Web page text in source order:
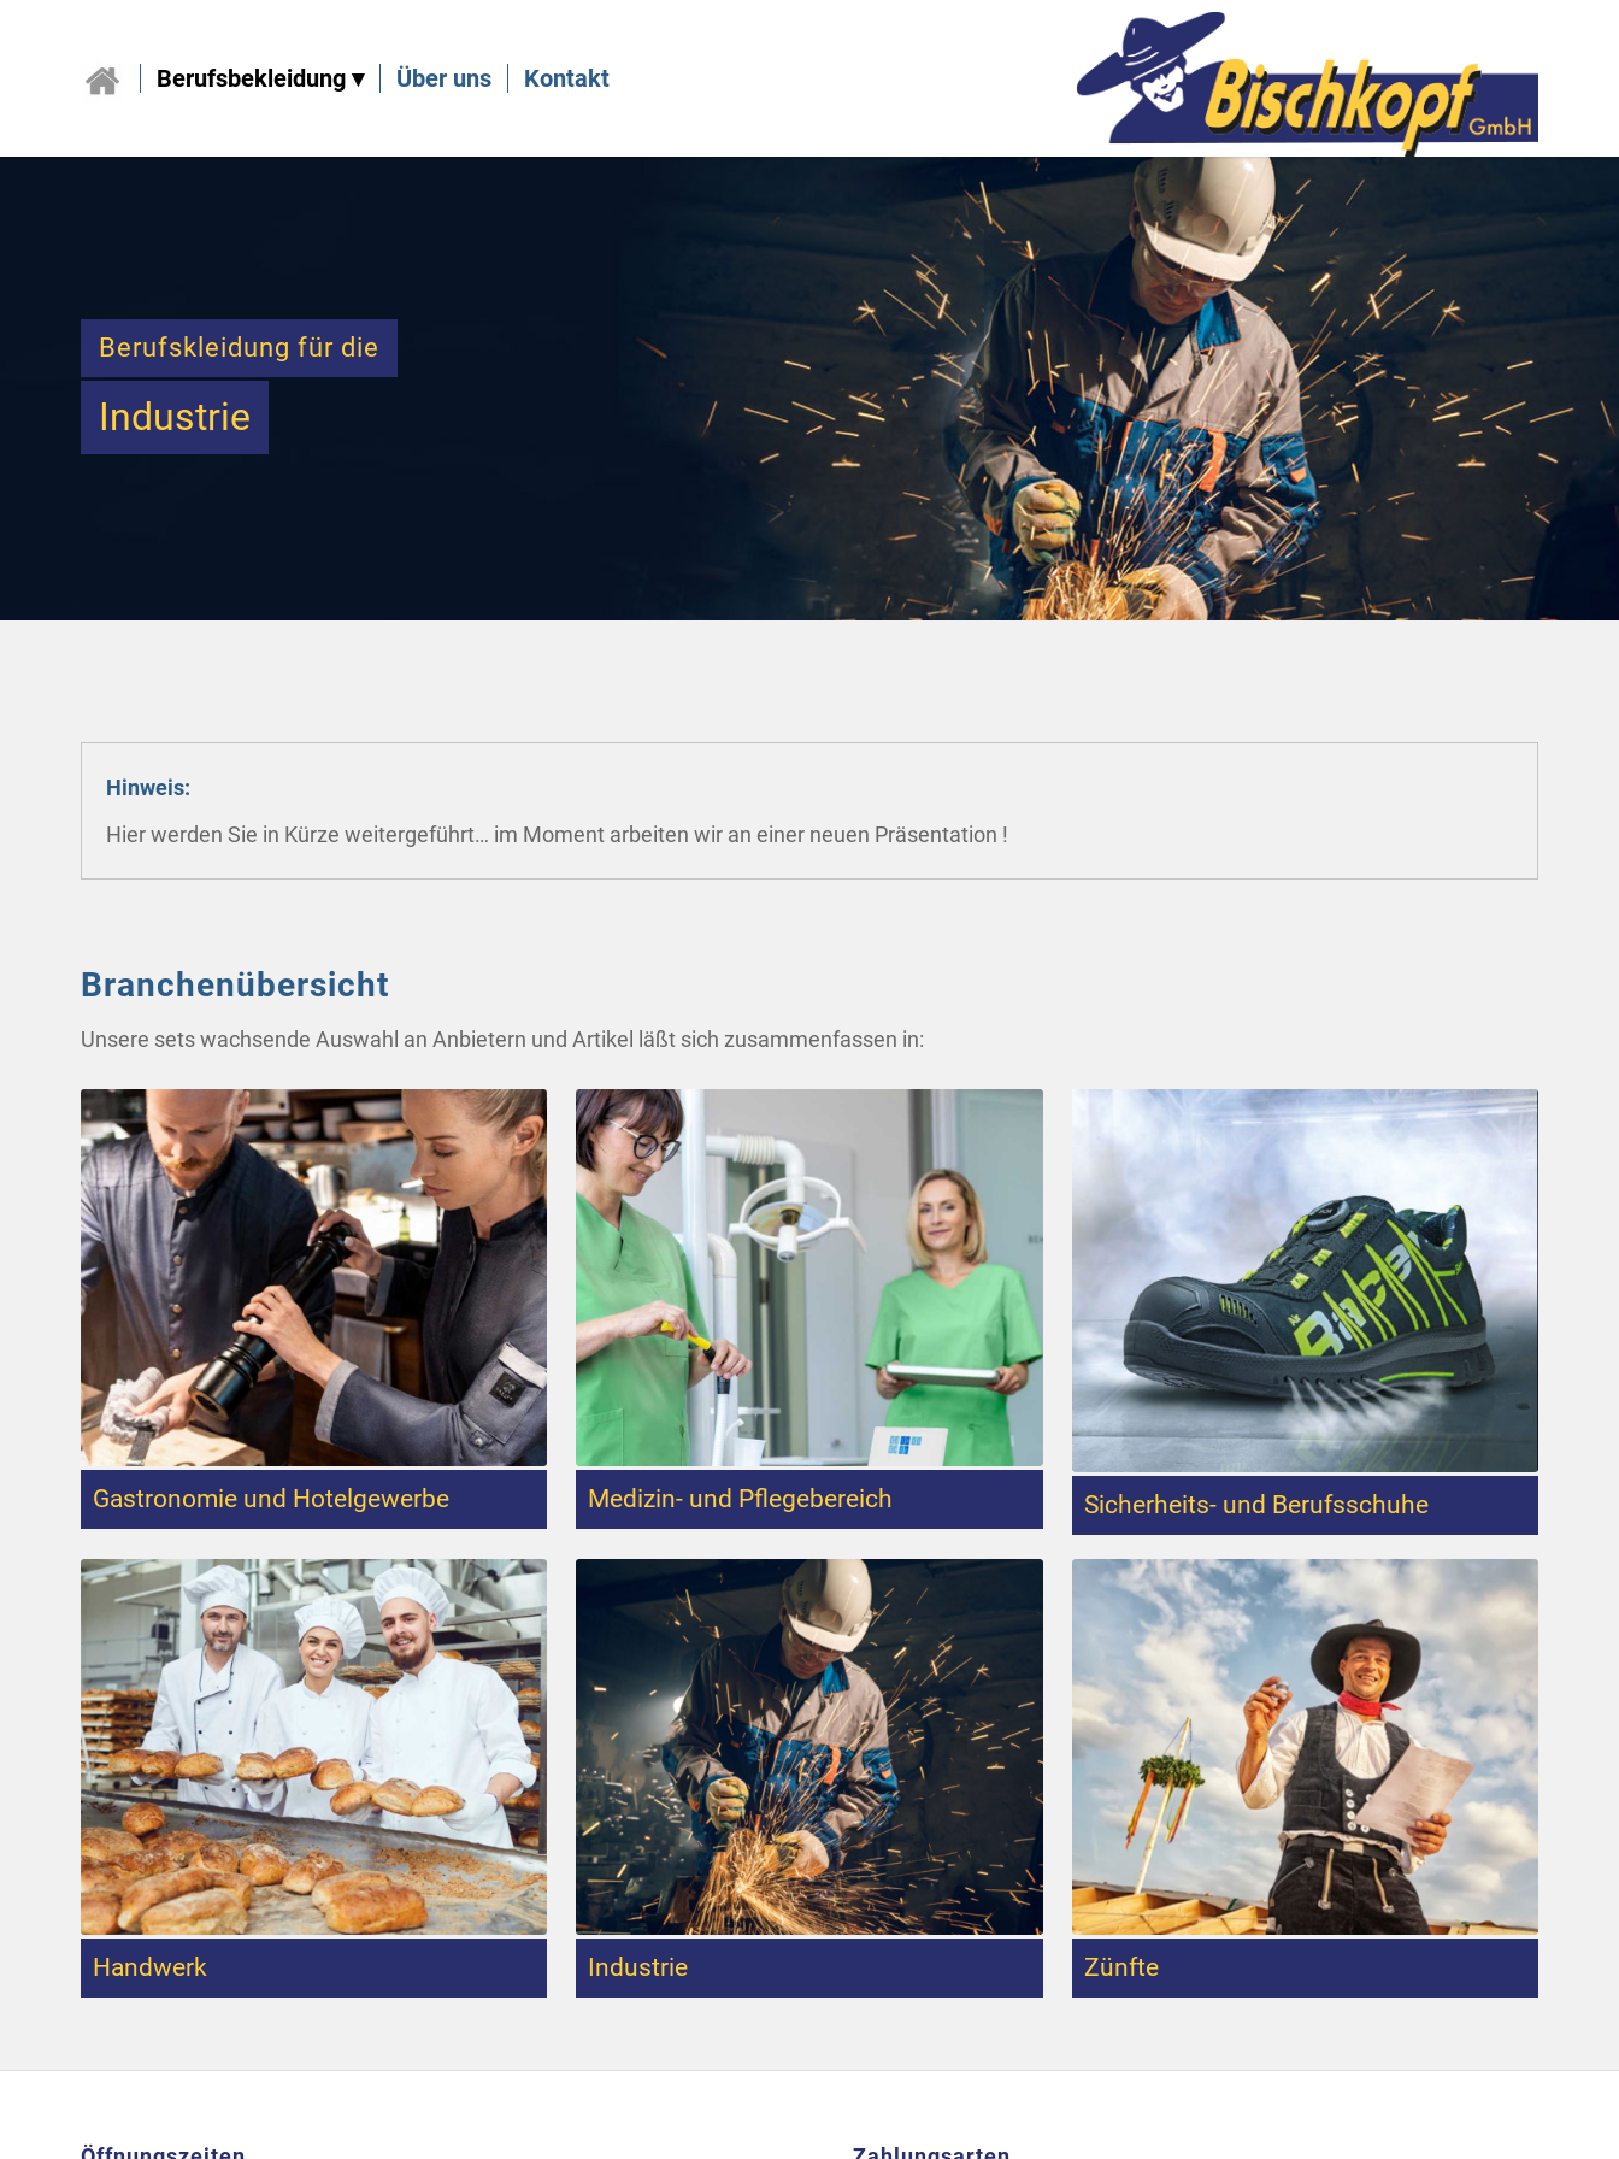
Berufsbekleidung Über uns Kontakt
Berufskleidung für die
Industrie
Hinweis:
Hier werden Sie in Kürze weitergeführt… im Moment arbeiten wir an einer neuen Präsentation !
Branchenübersicht
Unsere sets wachsende Auswahl an Anbietern und Artikel läßt sich zusammenfassen in:
Gastronomie und Hotelgewerbe Medizin- und Pflegebereich Sicherheits- und Berufsschuhe
Handwerk Industrie Zünfte